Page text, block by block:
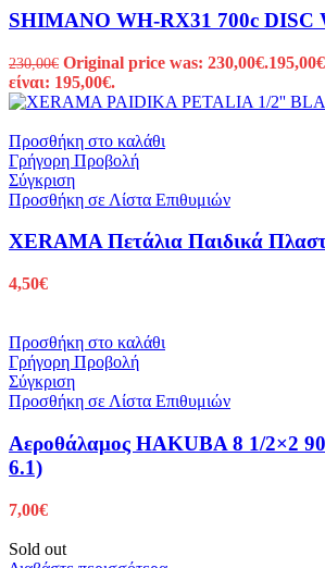
SHIMANO WH-RX31 700c DISC
230,00€ Original price was: 230,00€.195,00€
είναι: 195,00€.
Προσθήκη στο καλάθι
Γρήγορη Προβολή
Σύγκριση
Προσθήκη σε Λίστα Επιθυμιών
XERAMA Πετάλια Παιδικά
4,50€
Προσθήκη στο καλάθι
Γρήγορη Προβολή
Σύγκριση
Προσθήκη σε Λίστα Επιθυμιών
Αεροθάλαμος HAKUBA 8 1/2×2
6.1)
7,00€
Sold out